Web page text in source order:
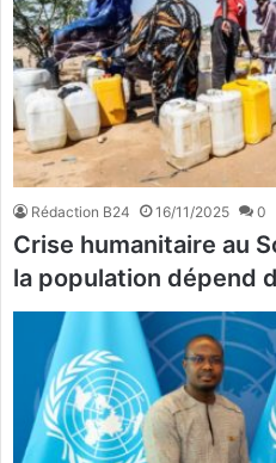
Rédaction B24 16/11/2025 0
Crise humanitaire au
la population dépend